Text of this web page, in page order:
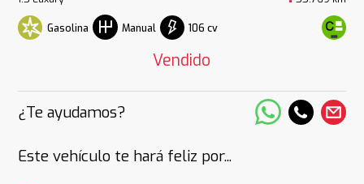
Gasolina Manual 106 cv
Vendido
¿Te ayudamos?
Este vehículo te hará feliz por...